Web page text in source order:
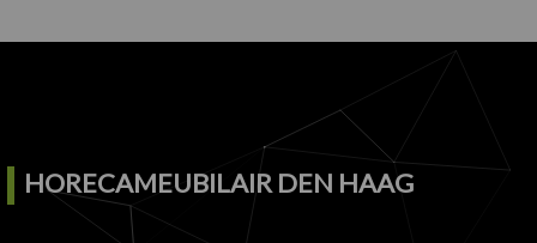
HORECAMEUBILAIR DEN HAAG